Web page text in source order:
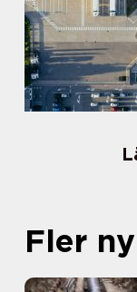
Fler